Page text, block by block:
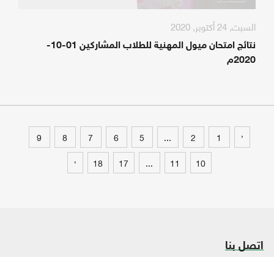
السبت, 24 أكتوبر, 2020
نتائج امتحان ميول المهنية للطلاب المشاركين 01-10-
2020م
‹
1
2
...
5
6
7
8
9
10
11
...
17
18
›
اتصل بنا